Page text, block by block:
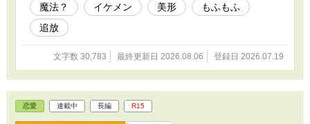
魔法？
イケメン 美形
もふもふ
追放
文字数 30,783 最終更新日 2026.08.06 登録日 2026.07.19
恋愛 連載中 長編 R15